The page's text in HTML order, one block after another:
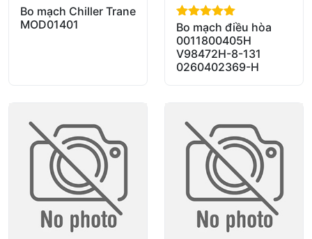
out of 5
Bo mạch Chiller Trane
MOD01401
out of 5
Bo mạch điều hòa
0011800405H
V98472H-8-131
0260402369-H